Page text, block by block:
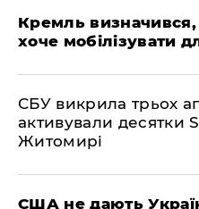
Кремль визначився,
хоче мобілізувати
СБУ викрила трьох
активували десятки
Житомирі
США не дають